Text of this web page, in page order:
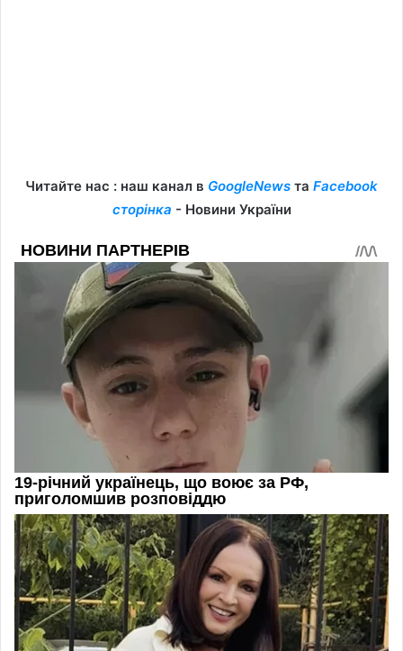
Читайте нас : наш канал в GoogleNews та Facebook
сторінка - Новини України